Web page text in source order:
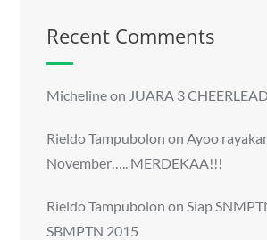
Recent Comments
Michelineon JUARA 3
Rieldo Tampubolon on Ayoo
November….. MERDEKAA!!!
Rieldo Tampubolon on Siap
SBMPTN 2015